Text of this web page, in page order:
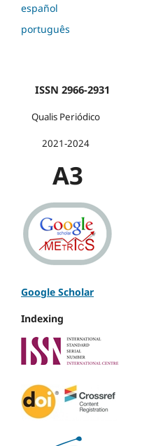
español
português
ISSN 2966-2931
Qualis Periódico
2021-2024
A3
Google Scholar
Indexing